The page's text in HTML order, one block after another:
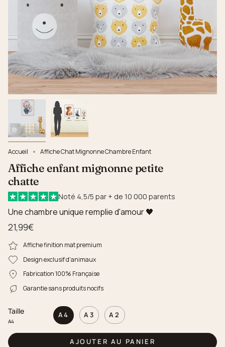
Accueil Affiche Chat Mignonne Chambre Enfant
Affiche enfant mignonne petite
chatte
Noté 4,5/5 par + de 10 000 parents
Une chambre unique remplie d'amour 🖤
21,99€
Affiche finition mat premium
Design exclusif d'animaux
Fabrication 100% Française
Garantie sans produits nocifs
Taille
A4
A4 A3 A2
AJOUTER AU PANIER